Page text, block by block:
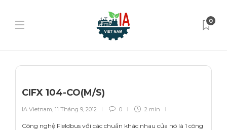
0
CIFX 104-CO(M/S)
IA Vietnam, 11 Tháng 9, 2012 0 2 min
Công nghệ Fieldbus với các chuẩn khác nhau của nó là 1 công